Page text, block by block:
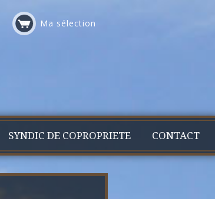
Ma sélection
SYNDIC DE COPROPRIETE CONTACT